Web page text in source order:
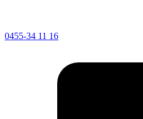
0455-34 11 16